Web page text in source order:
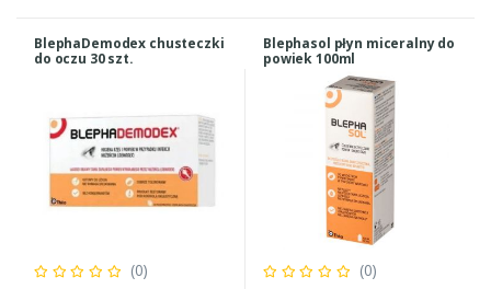
BlephaDemodex chusteczki
do oczu 30 szt.
(0)
Blephasol płyn miceralny do
powiek 100ml
(0)